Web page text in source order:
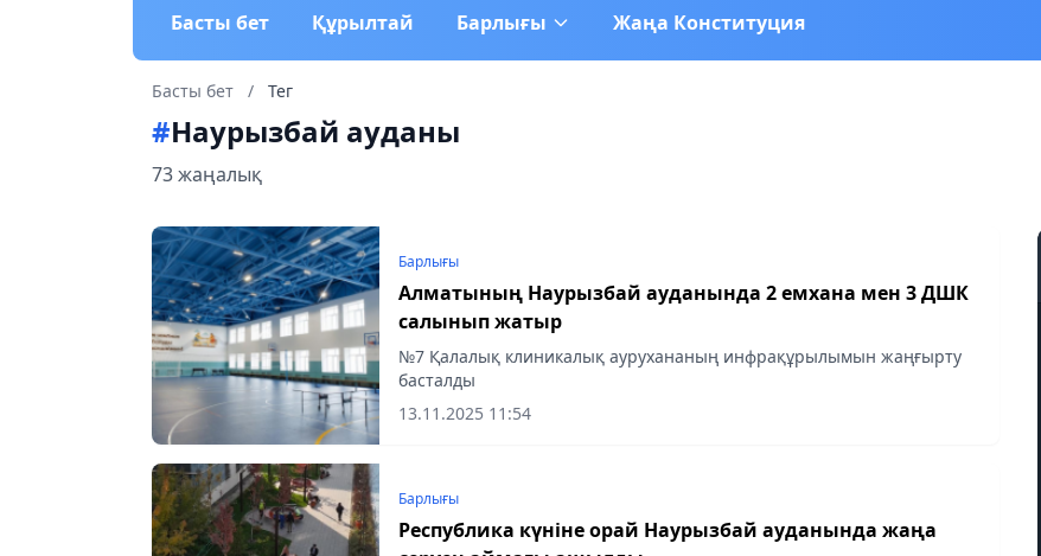
Басты бет Құрылтай Барлығы Жаңа Конституция
Басты бет / Тег
#Наурызбай ауданы
73 жаңалық
Барлығы
Алматының Наурызбай ауданында 2 емхана мен 3 ДШК
салынып жатыр
№7 Қалалық клиникалық аурухананың инфрақұрылымын жаңғырту
басталды
13.11.2025 11:54
Барлығы
Республика күніне орай Наурызбай ауданында жаңа